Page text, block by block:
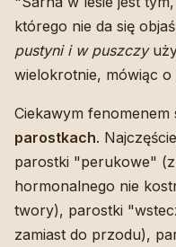
którego nie da się
pustyni i w puszczy
wielokrotnie, mówiąc o
Ciekawym fenomenem
parostkach.
parostki "perukowe"
hormonalnego nie
twory), parostki
zamiast do przodu),